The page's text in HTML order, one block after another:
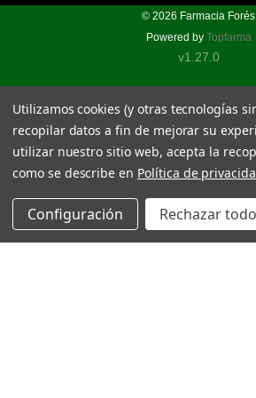
© 2026 Farmacia Forés
Powered by Topfarma
v1.27.0
Utilizamos cookies (y otras tecnologías
recopilar datos a fin de mejorar su
utilizar nuestro sitio web, acepta la
como se describe en Política de
Configuración Rechazar todo